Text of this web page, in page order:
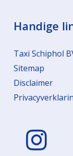
Handige
Taxi Schiphol
Sitemap
Disclaimer